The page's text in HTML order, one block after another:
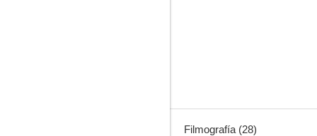
Filmografía (28)